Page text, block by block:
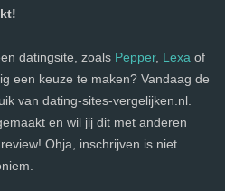
datingsite, zoals Pepper, Lexa of
een keuze te maken? Vandaag de
van dating-sites-vergelijken.nl.
en wil jij dit met anderen
Ohja, inschrijven is niet